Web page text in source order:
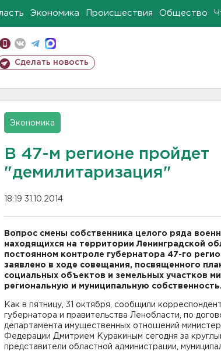
Экономика Происшествия Общество
Сделать новость
Экономика
В 47-м регионе пройдет
"демилитаризация"
18:19 31.10.2014
Вопрос смены собственника целого ряда
находящихся на территории Ленинградской
постоянном контроле губернатора 47-го
заявлено в ходе совещания, посвященного
социальных объектов и земельных участков
региональную и муниципальную собственность.
Как в пятницу, 31 октября, сообщили
губернатора и правительства Ленобласти, по
департамента имущественных отношений
Федерации Дмитрием Куракиным сегодня за
представители областной администрации,